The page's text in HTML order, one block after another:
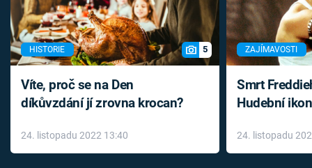
HISTORIE 5
Víte, proč se na Den
díkůvzdání jí zrovna krocan?
24. listopadu 2022 13:40
ZAJÍMAVOSTI
Smrt
Hudební
léky
24. listopadu